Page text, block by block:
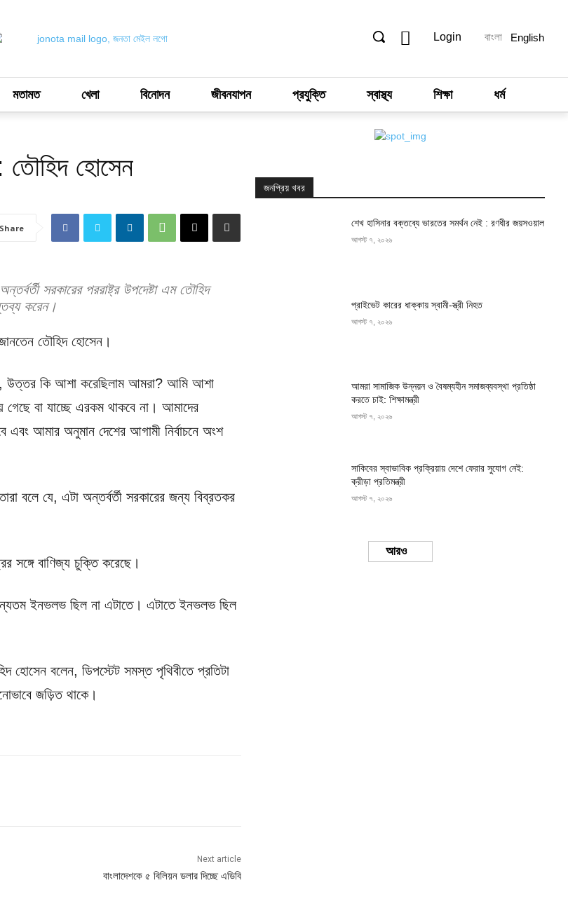
Login বাংলা English
মতামত খেলা বিনোদন জীবনযাপন প্রযুক্তি স্বাস্থ্য শিক্ষা ধর্ম
তৌহিদ হোসেন
Share
সরকারের পররাষ্ট্র উপদেষ্টা এম তৌহিদ
করেন।
তৌহিদ হোসেন।
উত্তর কি আশা করেছিলাম আমরা? আমি আশা
বা যাচ্ছে এরকম থাকবে না। আমাদের
এবং আমার অনুমান দেশের আগামী নির্বাচনে অংশ
বলে যে, এটা অন্তর্বর্তী সরকারের জন্য বিব্রতকর
সঙ্গে বাণিজ্য চুক্তি করেছে।
ইনভলভ ছিল না এটাতে। এটাতে ইনভলভ ছিল
হোসেন বলেন, ডিপস্টেট সমস্ত পৃথিবীতে প্রতিটা
জড়িত থাকে।
Next article
বাংলাদেশকে ৫ বিলিয়ন ডলার দিচ্ছে এডিবি
জনপ্রিয় খবর
শেখ হাসিনার বক্তব্যে ভারতের সমর্থন নেই : রণধীর জয়সওয়াল
আগস্ট ৭, ২০২৬
প্রাইভেট কারের ধাক্কায় স্বামী-স্ত্রী নিহত
আগস্ট ৭, ২০২৬
আমরা সামাজিক উন্নয়ন ও বৈষম্যহীন সমাজব্যবস্থা প্রতিষ্ঠা
করতে চাই: শিক্ষামন্ত্রী
আগস্ট ৭, ২০২৬
সাকিবের স্বাভাবিক প্রক্রিয়ায় দেশে ফেরার সুযোগ নেই:
ক্রীড়া প্রতিমন্ত্রী
আগস্ট ৭, ২০২৬
Load more